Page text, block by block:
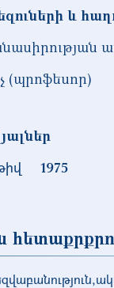
և
(պրոֆեսոր)
1975